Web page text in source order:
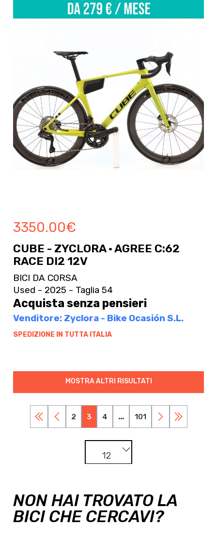
3350.00€
CUBE - ZYCLORA · AGREE C:62
RACE DI2 12V
BICI DA CORSA
Used - 2025 - Taglia 54
Acquista senza pensieri
Venditore: Zyclora - Bike Ocasión S.L.
SPEDIZIONE IN TUTTA ITALIA
MOSTRA ALTRI RISULTATI
2 3 4 ... 101
12
NON HAI TROVATO LA
BICI CHE CERCAVI?